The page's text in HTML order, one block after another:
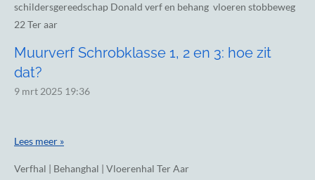
schildersgereedschap Donald verf en behang vloeren stobbeweg
22 Ter aar
Muurverf Schrobklasse 1, 2 en 3: hoe zit
dat?
9 mrt 2025 19:36
Lees meer »
Verfhal | Behanghal | Vloerenhal Ter Aar